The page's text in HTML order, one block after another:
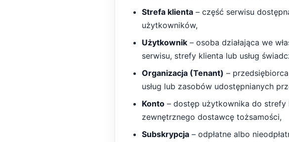
Strefa klienta – część serwisu
użytkowników,
Użytkownik – osoba działająca we
serwisu, strefy klienta lub usług
Organizacja (Tenant) –
usług lub zasobów udostępnianych
Konto – dostęp użytkownika do
zewnętrznego dostawcę tożsamości,
Subskrypcja – odpłatne albo